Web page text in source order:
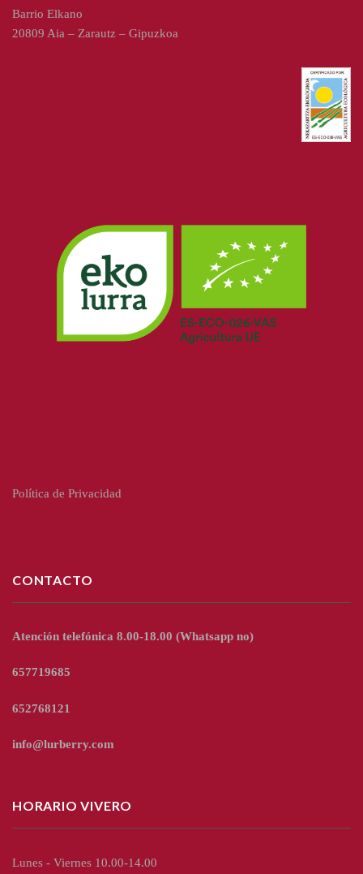
Barrio Elkano
20809 Aia – Zarautz – Gipuzkoa
Política de Privacidad
CONTACTO
Atención telefónica 8.00-18.00 (Whatsapp no)
657719685
652768121
info@lurberry.com
HORARIO VIVERO
Lunes - Viernes 10.00-14.00